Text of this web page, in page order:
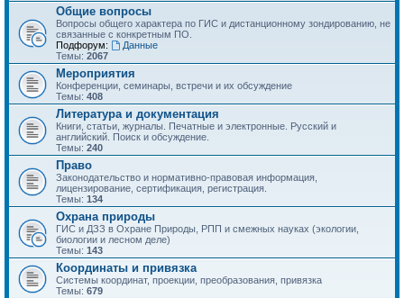
Общие вопросы
Вопросы общего характера по ГИС и дистанционному зондированию, не
связанные с конкретным ПО.
Подфорум:
Данные
Темы: 2067
Мероприятия
Конференции, семинары, встречи и их обсуждение
Темы: 408
Литература и документация
Книги, статьи, журналы. Печатные и электронные. Русский и
английский. Поиск и обсуждение.
Темы: 240
Право
Законодательство и нормативно-правовая информация,
лицензирование, сертификация, регистрация.
Темы: 134
Охрана природы
ГИС и ДЗЗ в Охране Природы, РПП и смежных науках (экологии,
биологии и лесном деле)
Темы: 143
Координаты и привязка
Системы координат, проекции, преобразования, привязка
Темы: 679